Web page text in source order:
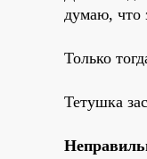
думаю, что
Только
Тетушка